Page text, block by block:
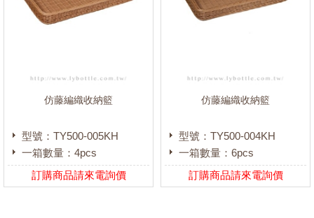
仿藤編織收納籃
型號：TY500-005KH
一箱數量：4pcs
訂購商品請來電詢價
仿藤編織收納籃
型號：TY500-004KH
一箱數量：6pcs
訂購商品請來電詢價